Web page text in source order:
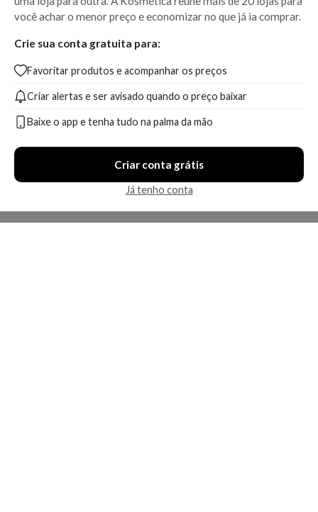
você achar o menor preço e economizar no que já ia comprar.
Crie sua conta gratuita para:
Favoritar produtos e acompanhar os preços
Criar alertas e ser avisado quando o preço baixar
Baixe o app e tenha tudo na palma da mão
Criar conta grátis
Já tenho conta